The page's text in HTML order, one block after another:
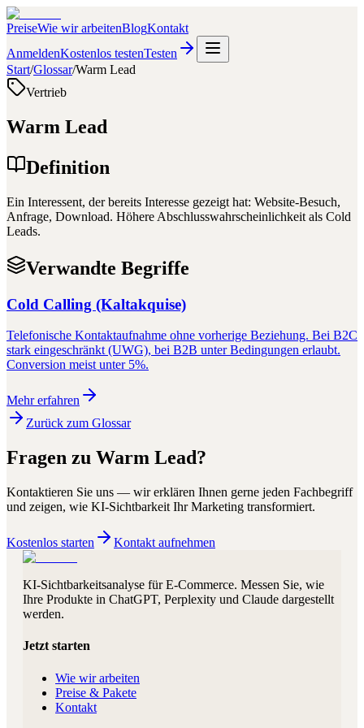
PreiseWie wir arbeitenBlogKontakt
AnmeldenKostenlos testenTesten
Start/Glossar/Warm Lead
Vertrieb
Warm Lead
Definition
Ein Interessent, der bereits Interesse gezeigt hat: Website-Besuch,
Anfrage, Download. Höhere Abschlusswahrscheinlichkeit als Cold
Leads.
Verwandte Begriffe
Cold Calling (Kaltakquise)
Telefonische Kontaktaufnahme ohne vorherige Beziehung. Bei B2C
stark eingeschränkt (UWG), bei B2B unter Bedingungen erlaubt.
Conversion meist unter 5%.
Mehr erfahren
Zurück zum Glossar
Fragen zu Warm Lead?
Kontaktieren Sie uns — wir erklären Ihnen gerne jeden Fachbegriff
und zeigen, wie KI-Sichtbarkeit Ihr Marketing transformiert.
Kostenlos starten Kontakt aufnehmen
KI-Sichtbarkeitsanalyse für E-Commerce. Messen Sie, wie
Ihre Produkte in ChatGPT, Perplexity und Claude dargestellt
werden.
Jetzt starten
Wie wir arbeiten
Preise & Pakete
Kontakt